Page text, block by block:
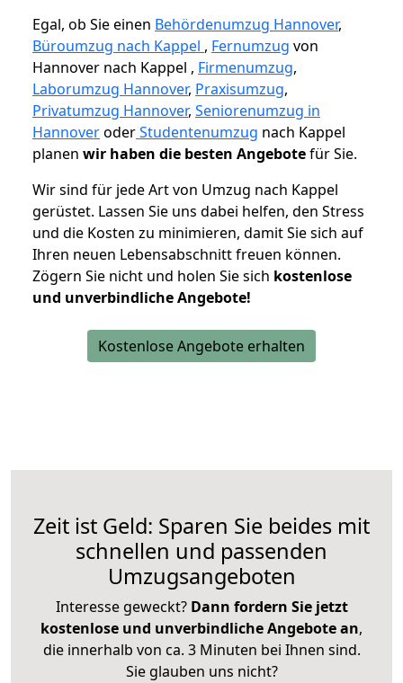
Egal, ob Sie einen Behördenumzug Hannover,
Büroumzug nach Kappel , Fernumzug von
Hannover nach Kappel , Firmenumzug,
Laborumzug Hannover, Praxisumzug,
Privatumzug Hannover, Seniorenumzug in
HannoveroderStudentenumzug nach Kappel
planen wir haben die besten Angebotefür Sie.
Wir sind für jede Art von Umzug nach Kappel
gerüstet. Lassen Sie uns dabei helfen, den Stress
und die Kosten zu minimieren, damit Sie sich auf
Ihren neuen Lebensabschnitt freuen können.
Zögern Sie nicht und holen Sie sich kostenlose
und unverbindliche Angebote!
Kostenlose Angebote erhalten
Zeit ist Geld: Sparen Sie beides mit
schnellen und passenden
Umzugsangeboten
Interesse geweckt? Dann fordern Sie jetzt
kostenlose und unverbindliche Angebote an,
die innerhalb von ca. 3 Minuten bei Ihnen sind.
Sie glauben uns nicht?